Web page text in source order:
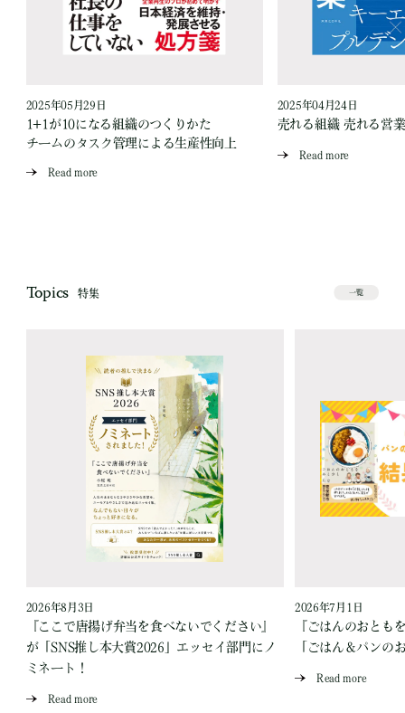
2025年05月29日
1+1が10になる組織のつくりかた
チームのタスク管理による生産性向上
Read more
2025年04月24日
売れる組織 売れる営業
Read more
Topics 特集 一覧
2026年8月3日
『ここで唐揚げ弁当を食べないでください』
が「SNS推し本大賞2026」エッセイ部門にノ
ミネート！
Read more
2026年7月1日
『ごはんのおとも
「ごはん＆パンの
Read more